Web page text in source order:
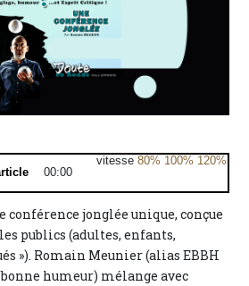
00:00
vitesse 80% 100% 120%
conférence jonglée unique, conçue
publics (adultes, enfants,
»). Romain Meunier (alias EBBH
humeur) mélange avec